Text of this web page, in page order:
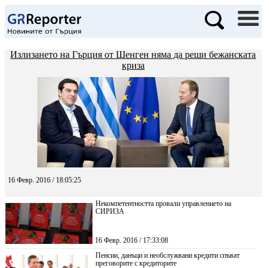
Излизането на Гърция от Шенген няма да реши бежанската
криза
16 Февр. 2016 / 18:05:25
Некомпетентността провали управлението на
СИРИЗА
16 Февр. 2016 / 17:33:08
Пенсии, данъци и необслужвани кредити спъват
преговорите с кредиторите